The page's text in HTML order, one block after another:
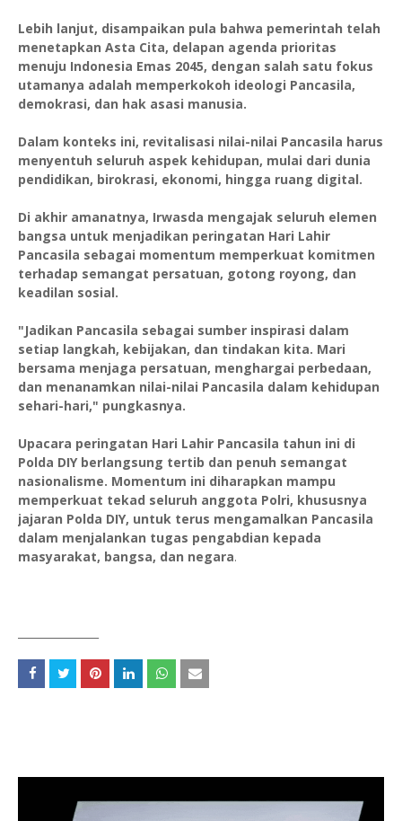
Lebih lanjut, disampaikan pula bahwa pemerintah telah
menetapkan Asta Cita, delapan agenda prioritas
menuju Indonesia Emas 2045, dengan salah satu fokus
utamanya adalah memperkokoh ideologi Pancasila,
demokrasi, dan hak asasi manusia.
Dalam konteks ini, revitalisasi nilai-nilai Pancasila harus
menyentuh seluruh aspek kehidupan, mulai dari dunia
pendidikan, birokrasi, ekonomi, hingga ruang digital.
Di akhir amanatnya, Irwasda mengajak seluruh elemen
bangsa untuk menjadikan peringatan Hari Lahir
Pancasila sebagai momentum memperkuat komitmen
terhadap semangat persatuan, gotong royong, dan
keadilan sosial.
"Jadikan Pancasila sebagai sumber inspirasi dalam
setiap langkah, kebijakan, dan tindakan kita. Mari
bersama menjaga persatuan, menghargai perbedaan,
dan menanamkan nilai-nilai Pancasila dalam kehidupan
sehari-hari," pungkasnya.
Upacara peringatan Hari Lahir Pancasila tahun ini di
Polda DIY berlangsung tertib dan penuh semangat
nasionalisme. Momentum ini diharapkan mampu
memperkuat tekad seluruh anggota Polri, khususnya
jajaran Polda DIY, untuk terus mengamalkan Pancasila
dalam menjalankan tugas pengabdian kepada
masyarakat, bangsa, dan negara.